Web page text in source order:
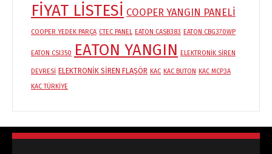
FİYAT LİSTESİ COOPER YANGIN PANELİ
COOPER YEDEK PARÇA CTEC PANEL EATON CASB383 EATON CBG370WP
EATON CSI350 EATON YANGIN ELEKTRONİK SİREN
DEVRESİ ELEKTRONİK SİREN FLAŞÖR KAC KAC BUTON KAC MCP3A
KAC TÜRKİYE